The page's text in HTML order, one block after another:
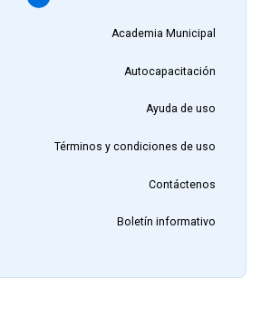
Academia Municipal
Autocapacitación
Ayuda de uso
Términos y condiciones de uso
Contáctenos
Boletín informativo